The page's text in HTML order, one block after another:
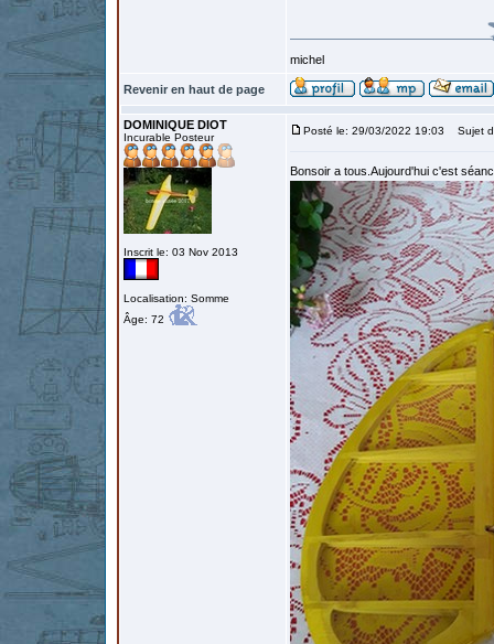
michel
Revenir en haut de page
DOMINIQUE DIOT
Incurable Posteur
Inscrit le: 03 Nov 2013
Localisation: Somme
Âge: 72
Posté le: 29/03/2022 19:03 Sujet
Bonsoir a tous.Aujourd'hui c'est